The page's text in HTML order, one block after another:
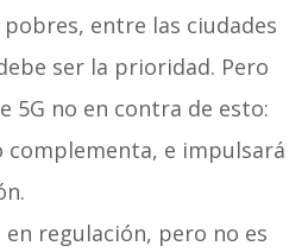
entre las ciudades
ser la prioridad. Pero
5G no en contra de esto:
complementa, e impulsará
regulación, pero no es